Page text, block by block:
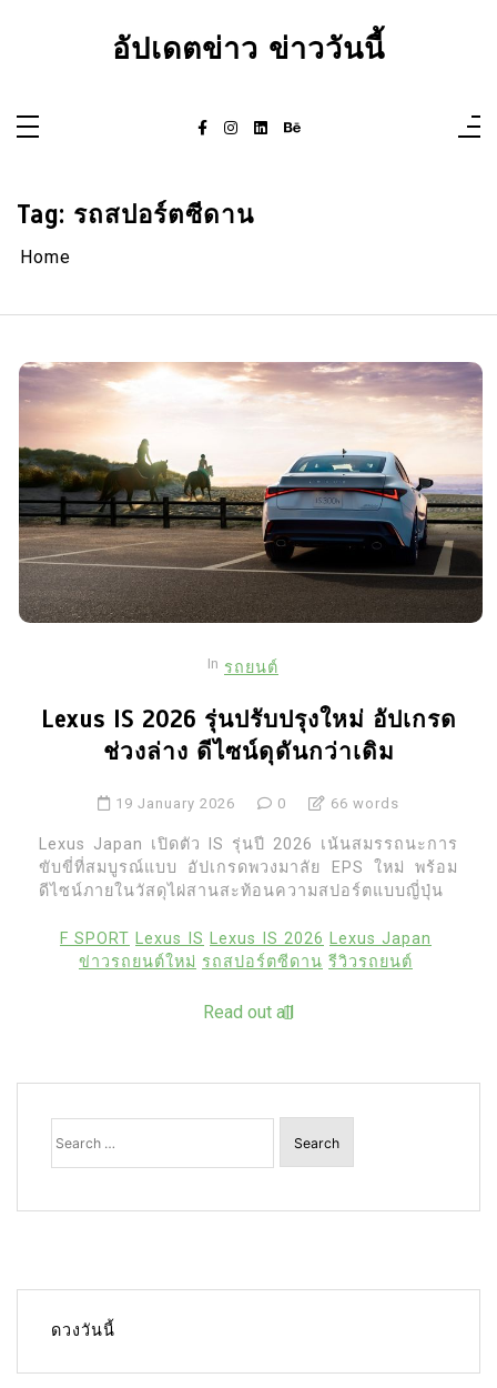
อัปเดตข่าว ข่าววันนี้
Tag: รถสปอร์ตซีดาน
Home
In รถยนต์
Lexus IS 2026 รุ่นปรับปรุงใหม่ อัปเกรด
ช่วงล่าง ดีไซน์ดุดันกว่าเดิม
19 January 2026 0 66 words
Lexus Japan เปิดตัว IS รุ่นปี 2026 เน้นสมรรถนะการ
ขับขี่ที่สมบูรณ์แบบ อัปเกรดพวงมาลัย EPS ใหม่ พร้อม
ดีไซน์ภายในวัสดุไผ่สานสะท้อนความสปอร์ตแบบญี่ปุ่น
F SPORT Lexus IS Lexus IS 2026 Lexus Japan
ข่าวรถยนต์ใหม่ รถสปอร์ตซีดาน รีวิวรถยนต์
Read out all
Search
for:
ดวงวันนี้